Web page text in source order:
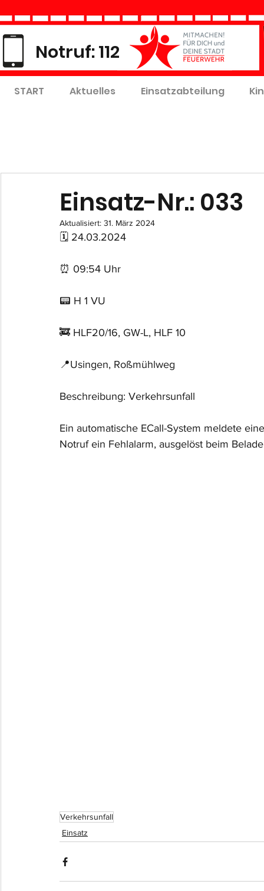
Notruf: 112
START Aktuelles Einsatzabteilung
Einsatz-Nr.: 033
Aktualisiert: 31. März 2024
🗓 24.03.2024
⏰ 09:54 Uhr
📟 H 1 VU
🚒 HLF20/16, GW-L, HLF 10
📍Usingen, Roßmühlweg
Beschreibung: Verkehrsunfall
Ein automatische ECall-System meldete
Notruf ein Fehlalarm, ausgelöst beim
Verkehrsunfall
Einsatz